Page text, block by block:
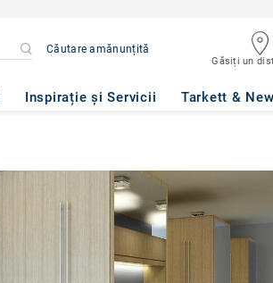
Căutare amănunțită
Găsiți un
Inspirație și Servicii Tarkett &